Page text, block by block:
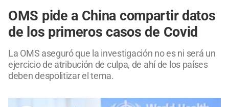
OMS pide a China compartir datos
de los primeros casos de Covid
La OMS aseguró que la investigación no es ni será un
ejercicio de atribución de culpa, de ahí de los países
deben despolitizar el tema.